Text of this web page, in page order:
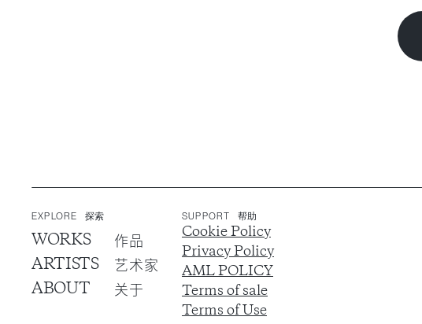
EXPLORE 探索
WORKS 作品
ARTISTS 艺术家
ABOUT 关于
SUPPORT 帮助
Cookie Policy
Privacy Policy
AML POLICY
Terms of sale
Terms of Use